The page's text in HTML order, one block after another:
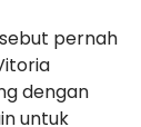
pernah
dengan
untuk